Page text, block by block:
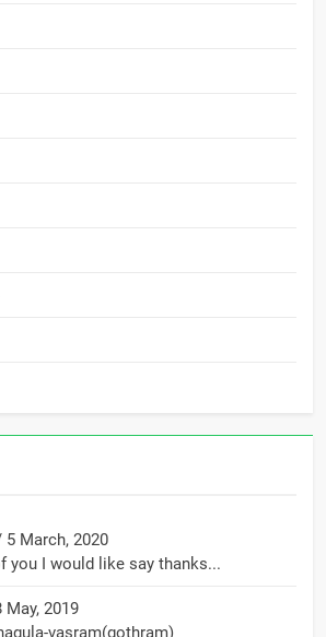
5 March, 2020
you I would like say thanks...
May, 2019
vasram(gothram)